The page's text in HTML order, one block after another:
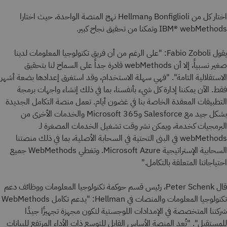
اختار كل من Bonfiglioli وHellman نهج المنصة الواحدة، حيث اختارا
IBM® webMethods وتمكنا من تحقيق نجاح كبير.
يقول Fabio Zoboli: "على الرغم من أن فريق تكنولوجيا المعلومات لدينا
صغير نسبياً، إلا أن webMethods قادرة جداً على السماح لنا بتحقيق
الاستقلالية التامة". "فهي سهلة الاستخدام، وقد استغرق إعدادها بضعة أشهر
فقط. الآن يمكننا إدارة كل شيء بأنفسنا، بما في ذلك إنشاء واجهات برمجة
التطبيقات المعقدة الخاصة بنا في غضون أيام. تعمل منصة التكامل الجديدة
بشكل جيد مع Salesforce وMicrosoft 365 والخدمات الأخرى من
البرمجيات كخدمة، ويمكن نشر وقت تشغيل الخدمات المصغرة لـ
webMethods في البنى التحتية في السحابة الأصلية، بما في ذلك منصتنا
السحابية الإستراتيجية Microsoft Azure. وتغطي WebMethods جميع
احتياجاتنا المتعلقة بالتكامل."
قال Peter Schenk، رئيس قسم حوكمة تكنولوجيا المعلومات ووظائف دعم
تكنولوجيا المعلومات والمنصات في Hellman: "يدعم تكامل WebMethods
شركتنا المتخصصة في الإمدادات اللوجستية لتكون مجهزة تجهيزًا جيدًا
للمستقبل". "تُعد المنصة الأساس القابل للتوسع ذات الأداء المرتفع للبيانات